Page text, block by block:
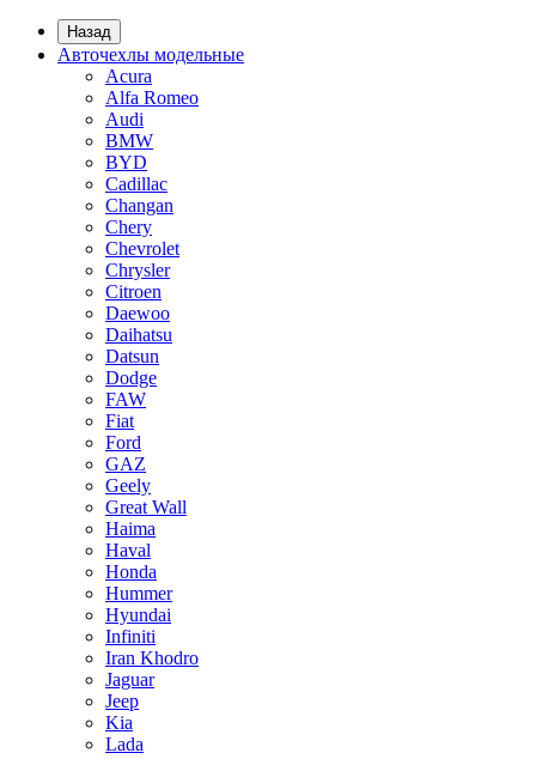
Назад
Авточехлы модельные
Acura
Alfa Romeo
Audi
BMW
BYD
Cadillac
Changan
Chery
Chevrolet
Chrysler
Citroen
Daewoo
Daihatsu
Datsun
Dodge
FAW
Fiat
Ford
GAZ
Geely
Great Wall
Haima
Haval
Honda
Hummer
Hyundai
Infiniti
Iran Khodro
Jaguar
Jeep
Kia
Lada